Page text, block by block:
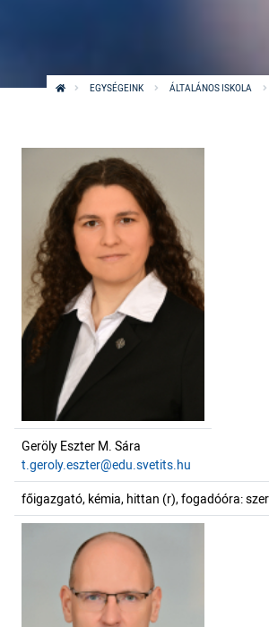
EGYSÉGEINK ÁLTALÁNOS ISKOLA
Geröly Eszter M. Sára
t.geroly.eszter@edu.svetits.hu
főigazgató, kémia, hittan (r), fogadóóra: